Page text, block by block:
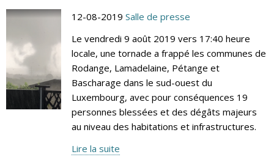
12-08-2019 Salle de presse
Le vendredi 9 août 2019 vers 17:40 heure
locale, une tornade a frappé les communes de
Rodange, Lamadelaine, Pétange et
Bascharage dans le sud-ouest du
Luxembourg, avec pour conséquences 19
personnes blessées et des dégâts majeurs
au niveau des habitations et infrastructures.
Lire la suite